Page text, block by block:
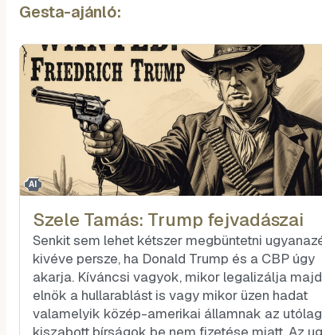
Gesta-ajánló:
AI
Szele Tamás: Trump fejvadászai
Senkit sem lehet kétszer megbüntetni
kivéve persze, ha Donald Trump és a CBP úgy
akarja. Kíváncsi vagyok, mikor legalizálja
elnök a hullarablást is vagy mikor üzen hadat
valamelyik közép-amerikai államnak az utólag